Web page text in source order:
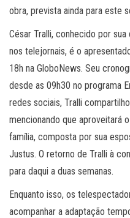
obra, prevista ainda para este
César Tralli, conhecido por
nos telejornais, é o
18h na GloboNews. Seu
desde as 09h30 no programa
redes sociais, Tralli
mencionando que aproveitará
família, composta por sua
Justus. O retorno de Tralli à
para daqui a duas semanas.
Enquanto isso, os
acompanhar a adaptação